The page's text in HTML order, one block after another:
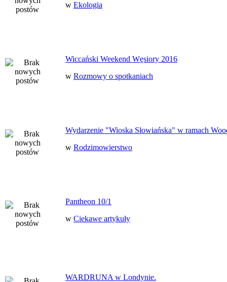
w Ekologia
Wiccański Weekend Węsiory 2016
w Rozmowy o spotkaniach
Wydarzenie "Wioska Słowiańska" w ramach
w Rodzimowierstwo
Pantheon 10/1
w Ciekawe artykuły
WARDRUNA w Londynie.